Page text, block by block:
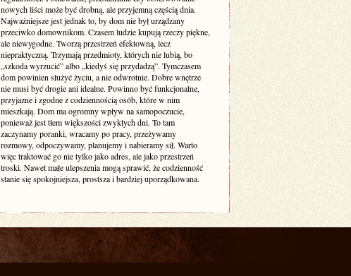
nowych liści może być drobną, ale przyjemną częścią dnia.
Najważniejsze jest jednak to, by dom nie był urządzany
przeciwko domownikom. Czasem ludzie kupują rzeczy piękne,
ale niewygodne. Tworzą przestrzeń efektowną, lecz
niepraktyczną. Trzymają przedmioty, których nie lubią, bo
„szkoda wyrzucić” albo „kiedyś się przydadzą”. Tymczasem
dom powinien służyć życiu, a nie odwrotnie. Dobre wnętrze
nie musi być drogie ani idealne. Powinno być funkcjonalne,
przyjazne i zgodne z codziennością osób, które w nim
mieszkają. Dom ma ogromny wpływ na samopoczucie,
ponieważ jest tłem większości zwykłych dni. To tam
zaczynamy poranki, wracamy po pracy, przeżywamy
rozmowy, odpoczywamy, planujemy i nabieramy sił. Warto
więc traktować go nie tylko jako adres, ale jako przestrzeń
troski. Nawet małe ulepszenia mogą sprawić, że codzienność
stanie się spokojniejsza, prostsza i bardziej uporządkowana.